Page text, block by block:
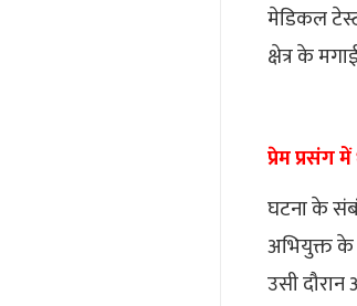
मेडिकल
क्षेत्र के
प्रेम प्रसंग
घटना के
अभियुक्त के
उसी